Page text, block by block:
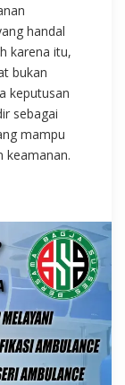
handal
karena itu,
bukan
keputusan
sebagai
mampu
keamanan.